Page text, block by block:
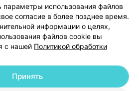
настройки cookie
персональных данных
191700409| 220012, Республика Беларусь,
использования файлов
согласие в более позднее время.
информации о целях,
файлов cookie вы
с нашей Политикой обработки
Принять